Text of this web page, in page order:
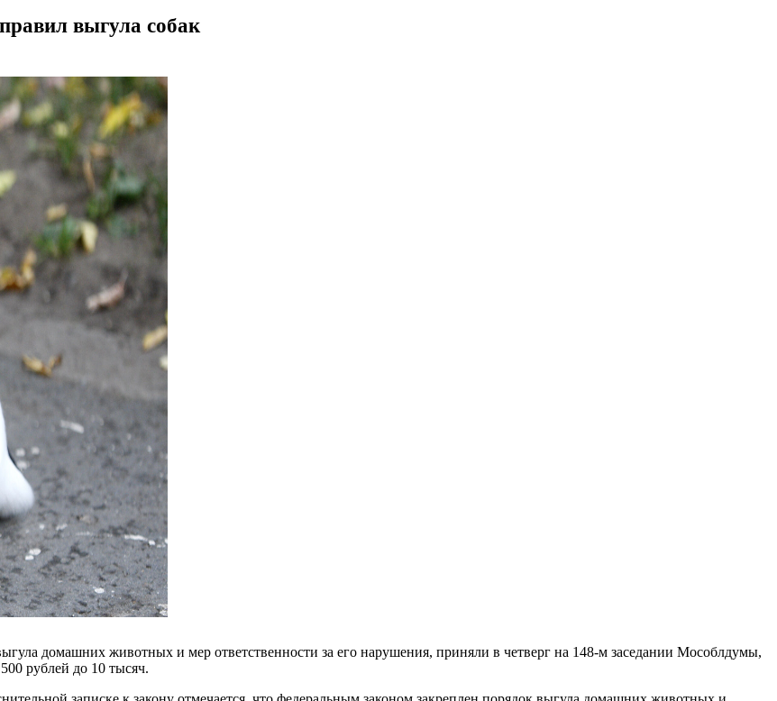
выгула собак
домашних животных и мер ответственности за его нарушения, приняли в четверг на 148-м заседании Мособлдумы,
рублей до 10 тысяч.